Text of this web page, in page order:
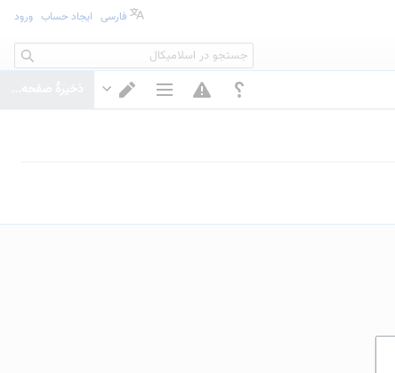
فارسی ایجاد حساب ورود
جستجو